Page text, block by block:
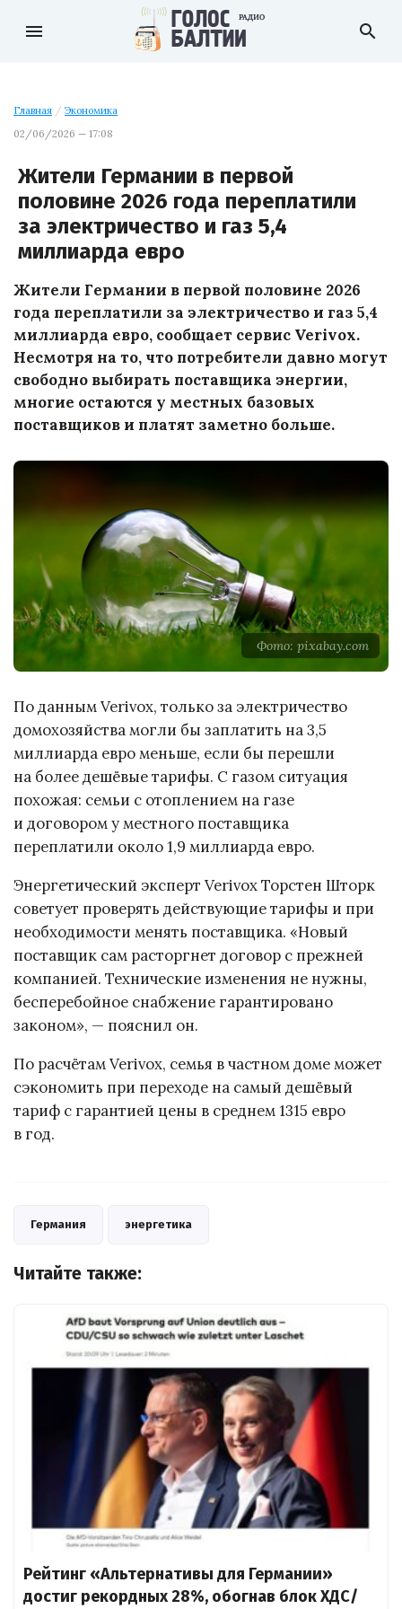
menu search
Главная / Экономика
02/06/2026 — 17:08
Жители Германии в первой
половине 2026 года переплатили
за электричество и газ 5,4
миллиарда евро
Жители Германии в первой половине 2026
года переплатили за электричество и газ 5,4
миллиарда евро, сообщает сервис Verivox.
Несмотря на то, что потребители давно могут
свободно выбирать поставщика энергии,
многие остаются у местных базовых
поставщиков и платят заметно больше.
Фото: pixabay.com
По данным Verivox, только за электричество
домохозяйства могли бы заплатить на 3,5
миллиарда евро меньше, если бы перешли
на более дешёвые тарифы. С газом ситуация
похожая: семьи с отоплением на газе
и договором у местного поставщика
переплатили около 1,9 миллиарда евро.
Энергетический эксперт Verivox Торстен Шторк
советует проверять действующие тарифы и при
необходимости менять поставщика. «Новый
поставщик сам расторгнет договор с прежней
компанией. Технические изменения не нужны,
бесперебойное снабжение гарантировано
законом», — пояснил он.
По расчётам Verivox, семья в частном доме может
сэкономить при переходе на самый дешёвый
тариф с гарантией цены в среднем 1315 евро
в год.
Германия энергетика
Читайте также:
Рейтинг «Альтернативы для Германии»
достиг рекордных 28%, обогнав блок ХДС/